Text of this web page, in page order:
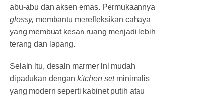
abu-abu dan aksen emas. Permukaannya
glossy, membantu merefleksikan cahaya
yang membuat kesan ruang menjadi lebih
terang dan lapang.
Selain itu, desain marmer ini mudah
dipadukan dengan kitchen set minimalis
yang modern seperti kabinet putih atau